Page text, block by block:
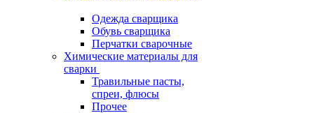
Одежда сварщика
Обувь сварщика
Перчатки сварочные
Химические материалы для
сварки
Травильные пасты,
спреи, флюсы
Прочее